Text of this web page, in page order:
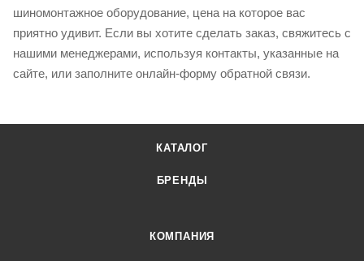
шиномонтажное оборудование, цена на которое вас
приятно удивит. Если вы хотите сделать заказ, свяжитесь с
нашими менеджерами, используя контакты, указанные на
сайте, или заполните онлайн-форму обратной связи.
КАТАЛОГ
БРЕНДЫ
КОМПАНИЯ